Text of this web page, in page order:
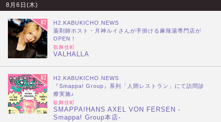
8月6日(木)
H2.KABUKICHO.NEWS
薬剤師ホスト・月神ルイさんが手掛ける麻辣湯専門店が
OPEN！
歌舞伎町
VALHALLA
H2.KABUKICHO.NEWS
『Smappa! Group』系列「人間レストラン」にて訪問診
療実施♪
歌舞伎町
SMAPPA!HANS AXEL VON FERSEN -
Smappa! Group本店-